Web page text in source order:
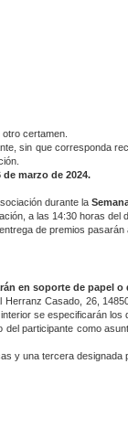
certamen.
sin que corresponda
marzo de 2024.
durante la
a las 14:30 horas del
de premios pasarán
en soporte de papel o
Casado, 26,
se especificarán los
del participante como
y una tercera designada